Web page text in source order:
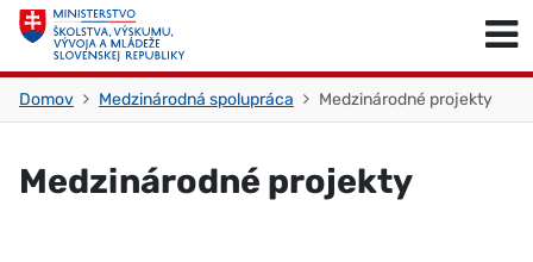
Skočiť na obsah
Domov Medzinárodná spolupráca Medzinárodné projekty
Medzinárodné projekty
Skočiť na začiatok stránky